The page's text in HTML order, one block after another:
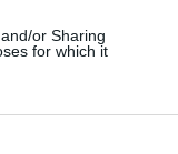
or Sharing
for which it
magam
újra